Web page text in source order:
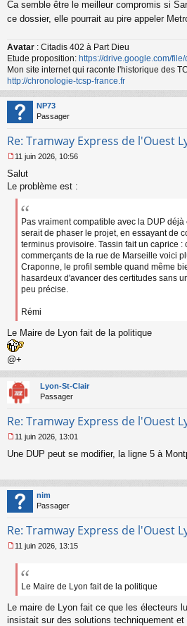
e
s
g
e
n
o
n
l
u
Ca semble être le meilleur compromis si
ce dossier, elle pourrait au pire appeler
Avatar : Citadis 402 à Part Dieu
Etude proposition: https://drive.google.com/
Mon site internet qui raconte l'historique des
http://chronologie-tcsp-france.fr
NP73
Passager
Re: Tramway Express de l'Ouest
e
s
11 juin 2026, 10:56
Salut
Le problème est :
Pas vraiment compatible avec la DUP
serait de phaser le projet, en essayant de
terminus provisoire. Tassin fait un caprice :
commerçants de la rue de Marseille voici
Craponne, le profil semble quand même
hasardeux d'avancer des certitudes sans
peu précise.
Rémi
Le Maire de Lyon fait de la politique
@+
Lyon-St-Clair
Passager
Re: Tramway Express de l'Ouest
e
a
g
e
o
l
11 juin 2026, 13:01
Une DUP peut se modifier, la ligne 5 à
nim
Passager
Re: Tramway Express de l'Ouest
e
a
g
e
11 juin 2026, 13:15
Le Maire de Lyon fait de la politique
Le maire de Lyon fait ce que les électeurs
insistait sur des solutions techniquement